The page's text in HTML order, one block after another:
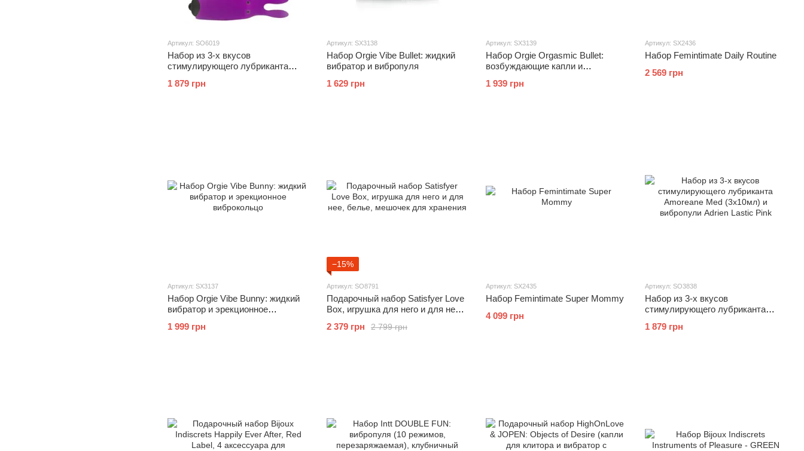
Артикул: SO6019
Набор из 3-х вкусов
стимулирующего лубриканта
вибропули Adrien Lastic Purple
1 879 грн
Артикул: SX3138
Набор Orgie Vibe Bullet: жидкий
вибратор и вибропуля
1 629 грн
Артикул: SX3139
Набор Orgie Orgasmic Bullet:
возбуждающие капли и
1 939 грн
Артикул: SX2436
Набор Femintimate Daily Routine
2 569 грн
Артикул: SX3137
Набор Orgie Vibe Bunny: жидкий
вибратор и эрекционное
1 999 грн
−15%
Артикул: SO8791
Подарочный набор Satisfyer Love
Box, игрушка для него и для нее,
2 799 грн
2 379 грн
Артикул: SX2435
Набор Femintimate Super Mommy
4 099 грн
Артикул: SO3838
Набор из 3-х вкусов
стимулирующего лубриканта
вибропули Adrien Lastic Pink
1 879 грн